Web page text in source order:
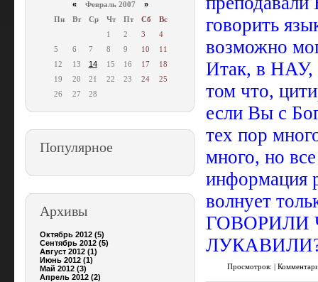
« Февраль 2007»
Пн
Вт Ср Чт Пт Сб
Вс
1
2 3
4
5
6 7 8 9 10
11
12
13 14 15 16 17
18
19
20 21 22 23 24
25
26
27 28
Популярное
Архивы
Октябрь 2012 (5)
Сентябрь 2012 (5)
Август 2012 (1)
Июнь 2012 (1)
Май 2012 (3)
Апрель 2012 (2)
говорить
возможно
Итак, в НАУ,
том что,
если Вы с
тех пор
много, но
информация
волнует
ГОВОРИЛИ
Просмотров: |